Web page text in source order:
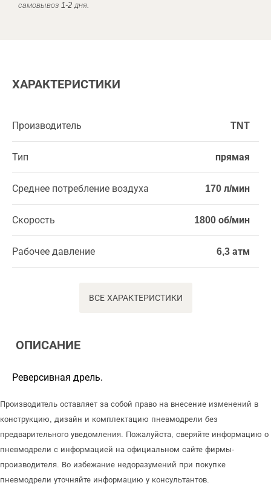
самовывоз 1-2 дня.
ХАРАКТЕРИСТИКИ
Производитель TNT
Тип прямая
Среднее потребление воздуха 170 л/мин
Скорость 1800 об/мин
Рабочее давление 6,3 атм
ВСЕ ХАРАКТЕРИСТИКИ
ОПИСАНИЕ
Реверсивная дрель.
Производитель оставляет за собой право на внесение изменений в
конструкцию, дизайн и комплектацию пневмодрели без
предварительного уведомления. Пожалуйста, сверяйте информацию о
пневмодрели с информацией на официальном сайте фирмы-
производителя. Во избежание недоразумений при покупке
пневмодрели уточняйте информацию у консультантов.